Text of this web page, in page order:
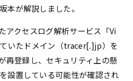
本が解説しました。
アクセスログ解析サービス「Vi
いたドメイン（tracer[.]jp）を
再登録し、セキュリティ上の懸
設置している可能性が確認され